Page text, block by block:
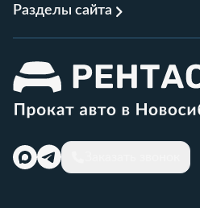
Разделы сайта